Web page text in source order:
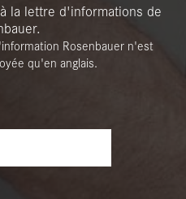
la lettre d'informations de
Rosenbauer n'est
qu'en anglais.